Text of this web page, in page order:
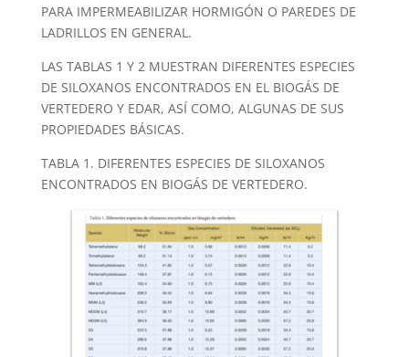
PARA IMPERMEABILIZAR HORMIGÓN O PAREDES DE
LADRILLOS EN GENERAL.
LAS TABLAS 1 Y 2 MUESTRAN DIFERENTES ESPECIES
DE SILOXANOS ENCONTRADOS EN EL BIOGÁS DE
VERTEDERO Y EDAR, ASÍ COMO, ALGUNAS DE SUS
PROPIEDADES BÁSICAS.
TABLA 1. DIFERENTES ESPECIES DE SILOXANOS
ENCONTRADOS EN BIOGÁS DE VERTEDERO.